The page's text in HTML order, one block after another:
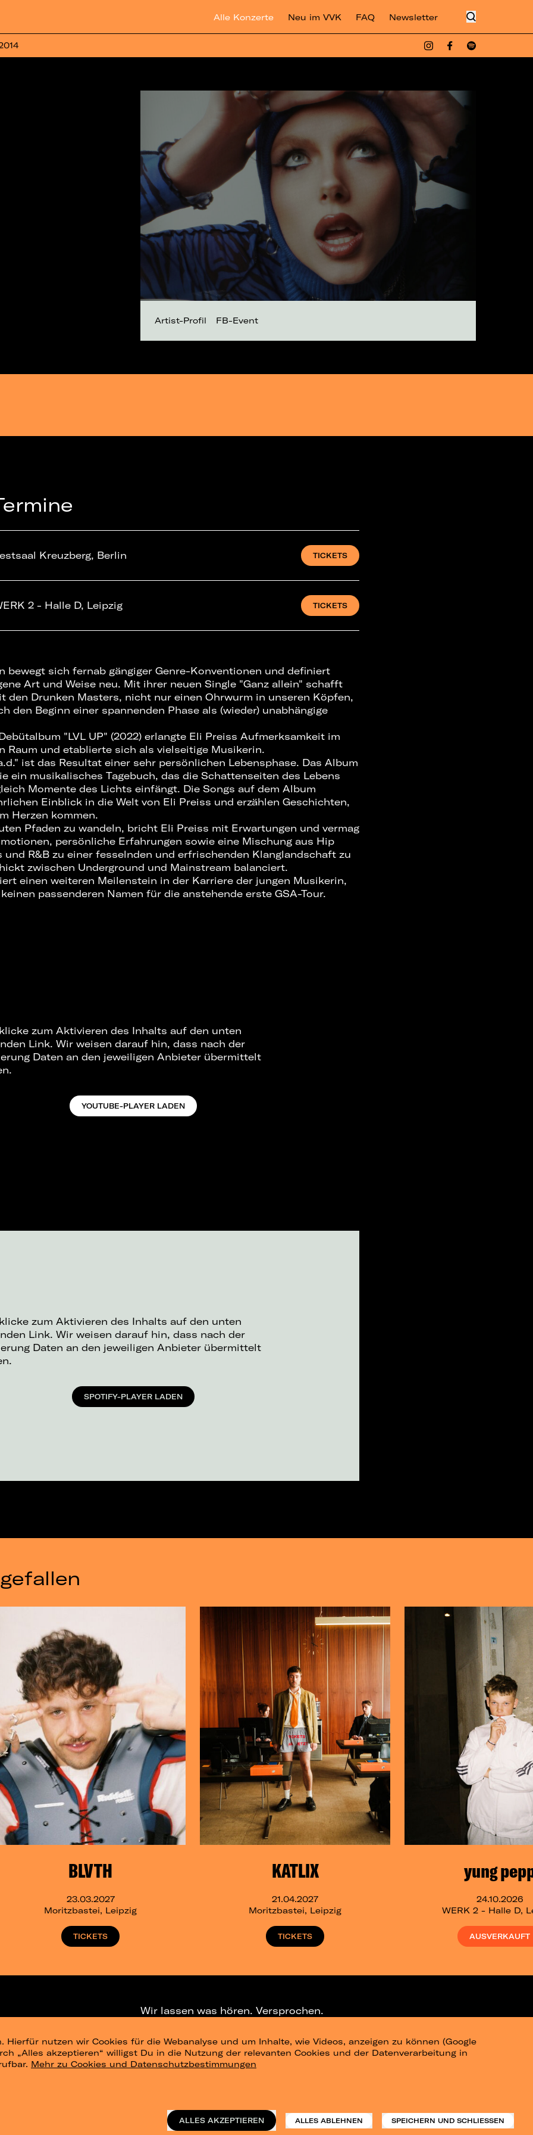
Alle Konzerte Neu im VVK FAQ Newsletter
Artist-Profil FB-Event
Kreuzberg, Berlin TICKETS
2 - Halle D, Leipzig TICKETS
bewegt sich fernab gängiger Genre-Konventionen und definiert
Art und Weise neu. Mit ihrer neuen Single "Ganz allein" schafft
den Drunken Masters, nicht nur einen Ohrwurm in unseren Köpfen,
den Beginn einer spannenden Phase als (wieder) unabhängige
"LVL UP" (2022) erlangte Eli Preiss Aufmerksamkeit im
Raum und etablierte sich als vielseitige Musikerin.
ist das Resultat einer sehr persönlichen Lebensphase. Das Album
ein musikalisches Tagebuch, das die Schattenseiten des Lebens
Momente des Lichts einfängt. Die Songs auf dem Album
Einblick in die Welt von Eli Preiss und erzählen Geschichten,
Herzen kommen.
Pfaden zu wandeln, bricht Eli Preiss mit Erwartungen und vermag
persönliche Erfahrungen sowie eine Mischung aus Hip
und R&B zu einer fesselnden und erfrischenden Klanglandschaft zu
zwischen Underground und Mainstream balanciert.
einen weiteren Meilenstein in der Karriere der jungen Musikerin,
passenderen Namen für die anstehende erste GSA-Tour.
zum Aktivieren des Inhalts auf den unten
Link. Wir weisen darauf hin, dass nach der
Daten an den jeweiligen Anbieter übermittelt
YOUTUBE-PLAYER LADEN
zum Aktivieren des Inhalts auf den unten
Link. Wir weisen darauf hin, dass nach der
Daten an den jeweiligen Anbieter übermittelt
SPOTIFY-PLAYER LADEN
BLVTH
23.03.2027
Moritzbastei, Leipzig
TICKETS
KATLIX
21.04.2027
Moritzbastei, Leipzig
TICKETS
yung
24.10.2026
WERK 2 - Halle D,
AUSVERKAUFT
nutzen wir Cookies für die Webanalyse und um Inhalte, wie Videos, anzeigen zu können (Google
„Alles akzeptieren“ willigst Du in die Nutzung der relevanten Cookies und der Datenverarbeitung in
Mehr zu Cookies und Datenschutzbestimmungen
ALLES AKZEPTIEREN ALLES ABLEHNEN SPEICHERN UND SCHLIESSEN
Wir lassen was hören. Versprochen.
NEWSLETTER TELEGRAM-CHANNEL
Vergangene Shows o_teamDatenschutzImpressum